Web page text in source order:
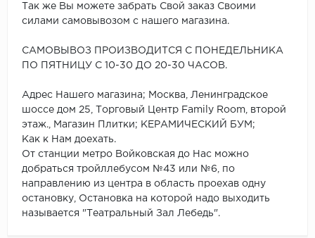
Так же Вы можете забрать Свой заказ Своими
силами самовывозом с нашего магазина.
САМОВЫВОЗ ПРОИЗВОДИТСЯ С ПОНЕДЕЛЬНИКА
ПО ПЯТНИЦУ С 10-30 ДО 20-30 ЧАСОВ.
Адрес Нашего магазина; Москва, Ленинградское
шоссе дом 25, Торговый Центр Family Room, второй
этаж., Магазин Плитки; КЕРАМИЧЕСКИЙ БУМ;
Как к Нам доехать.
От станции метро Войковская до Нас можно
добраться тройллебусом №43 или №6, по
направлению из центра в область проехав одну
остановку, Остановка на которой надо выходить
называется "Театральный Зал Лебедь".